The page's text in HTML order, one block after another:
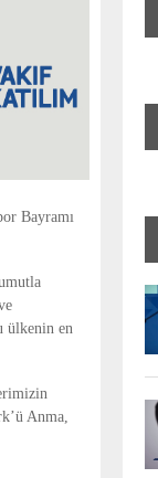
Bayramı
ülkenin en
Anma,